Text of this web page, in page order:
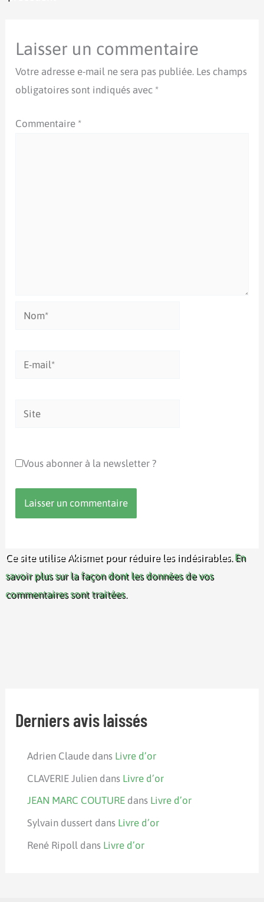
Laisser un commentaire
Votre adresse e-mail ne sera pas publiée. Les champs
obligatoires sont indiqués avec *
Commentaire *
Nom*
Site
Vous abonner à la newsletter ?
Ce site utilise Akismet pour réduire les indésirables. En
savoir plus sur la façon dont les données de vos
commentaires sont traitées.
Derniers avis laissés
Adrien Claude dans Livre d’or
CLAVERIE Julien dans Livre d’or
JEAN MARC COUTURE dans Livre d’or
Sylvain dussert dans Livre d’or
René Ripoll dans Livre d’or